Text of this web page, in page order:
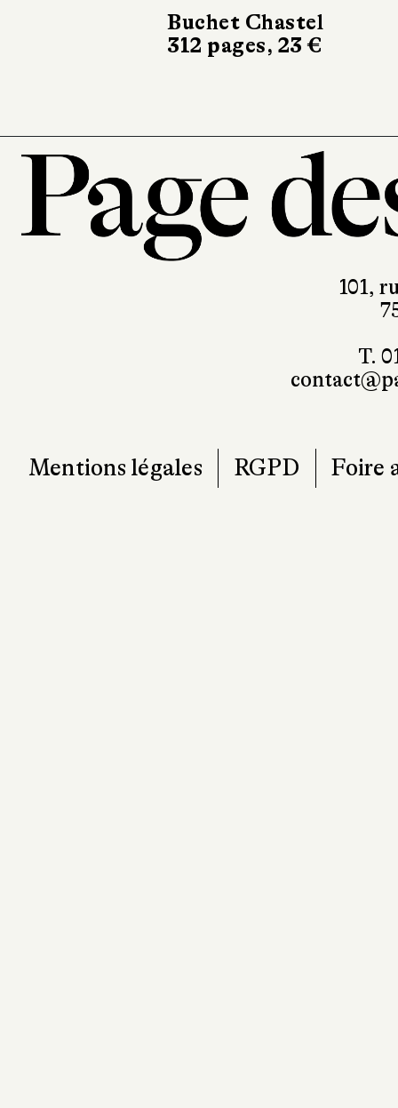
Le Livre de Poche
336 pages, 8,90 €
101,
T.
Mentions légales RGPD Foire